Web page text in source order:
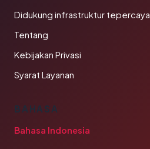
Didukung infrastruktur tepercaya
Tentang
Kebijakan Privasi
Syarat Layanan
BAHASA
Bahasa Indonesia